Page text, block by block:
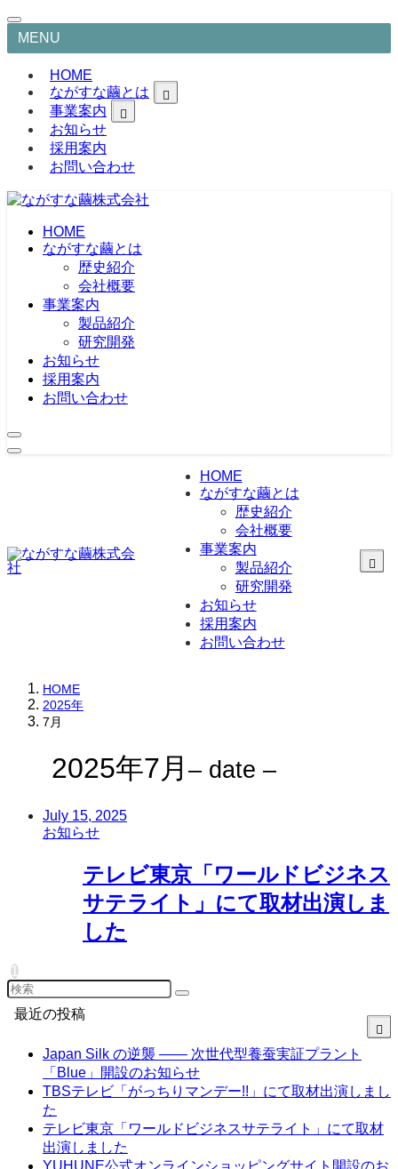
MENU
HOME
ながすな繭とは
事業案内
お知らせ
採用案内
お問い合わせ
HOME
ながすな繭とは
歴史紹介
会社概要
事業案内
製品紹介
シルク素材事業
研究開発
お知らせ
採用案内
お問い合わせ
HOME
ながすな繭とは
歴史紹介
会社概要
事業案内
製品紹介
シルク素材事業
研究開発
お知らせ
採用案内
お問い合わせ
HOME
2025年
7月
2025年7月 – date –
July 15, 2025
お知らせ
テレビ東京「ワールドビジネス
サテライト」にて取材出演しま
した
1
最近の投稿
Japan Silk の逆襲 —— 次世代型養蚕実証プラント
「Blue」開設のお知らせ
TBSテレビ「がっちりマンデー!!」にて取材出演しまし
た
テレビ東京「ワールドビジネスサテライト」にて取材
出演しました
YUHUNE公式オンラインショッピングサイト開設のお